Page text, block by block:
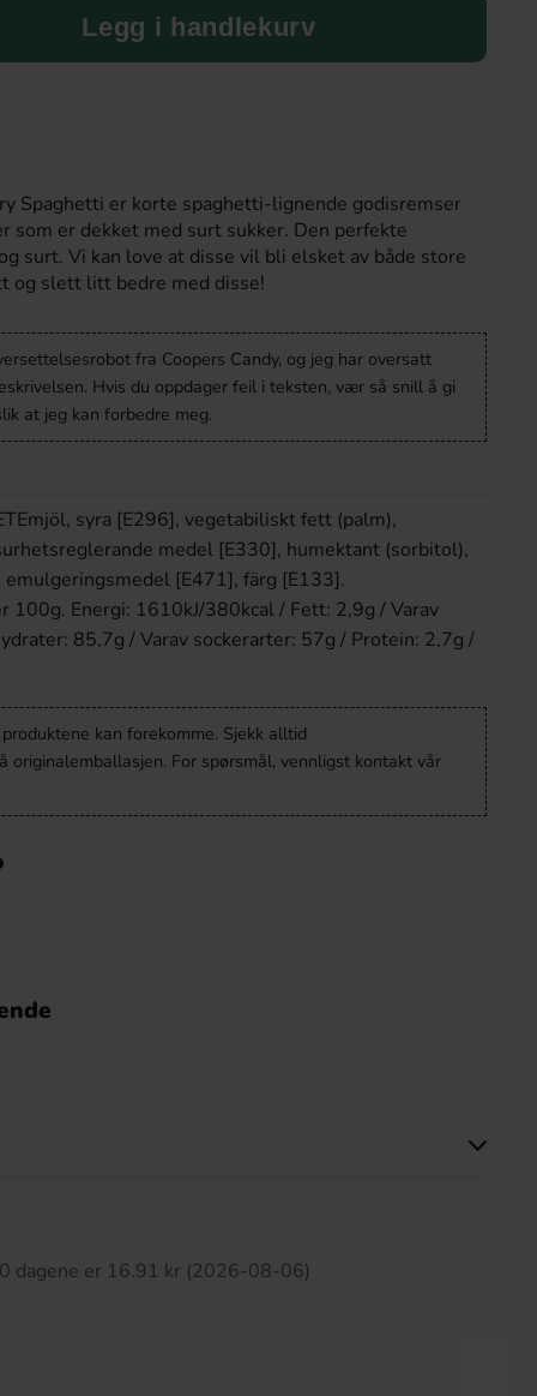
Köp
Legg i handlekurv
Spaghetti er korte spaghetti-lignende godisremser
som er dekket med surt sukker. Den perfekte
surt. Vi kan love at disse vil bli elsket av både store
og slett litt bedre med disse!
fra Coopers Candy, og jeg har oversatt
Hvis du oppdager feil i teksten, vær så snill å gi
at jeg kan forbedre meg.
syra [E296], vegetabiliskt fett (palm),
medel [E330], humektant (sorbitol),
[E471], färg [E133].
100g. Energi: 1610kJ/380kcal / Fett: 2,9g / Varav
85,7g / Varav sockerarter: 57g / Protein: 2,7g /
kan forekomme. Sjekk alltid
originalemballasjen. For spørsmål, vennligst kontakt vår
dagene er 16.91 kr (2026-08-06)